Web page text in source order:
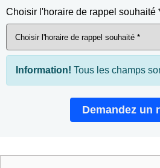
Choisir l'horaire de rappel souhaité
Information! Tous les champs
Demandez un